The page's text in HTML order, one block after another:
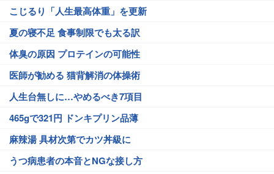
こじるり「人生最高体重」を更新
夏の寝不足 食事制限でも太る訳
体臭の原因 プロテインの可能性
医師が勧める 猫背解消の体操術
人生台無しに…やめるべき7項目
465gで321円 ドンキプリン品薄
麻辣湯 具材次第でカツ丼級に
うつ病患者の本音とNGな接し方